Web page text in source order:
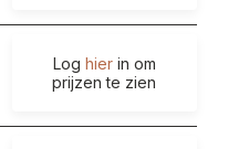
Log hierin om
prijzen te zien